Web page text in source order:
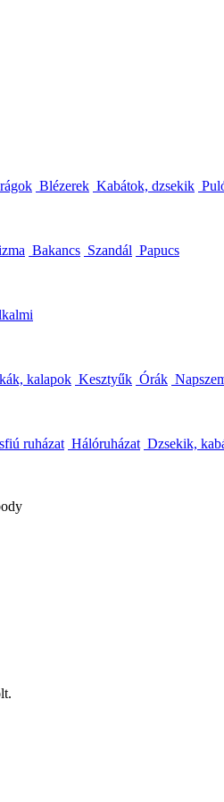
Blézerek Kabátok, dzsekik
Bakancs Szandál Papucs
kalapok Kesztyűk Órák
ruházat Hálóruházat Dzsekik,